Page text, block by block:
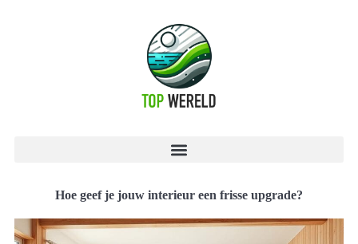
Hoe geef je jouw interieur een frisse upgrade?